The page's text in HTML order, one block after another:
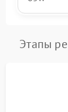
Этапы